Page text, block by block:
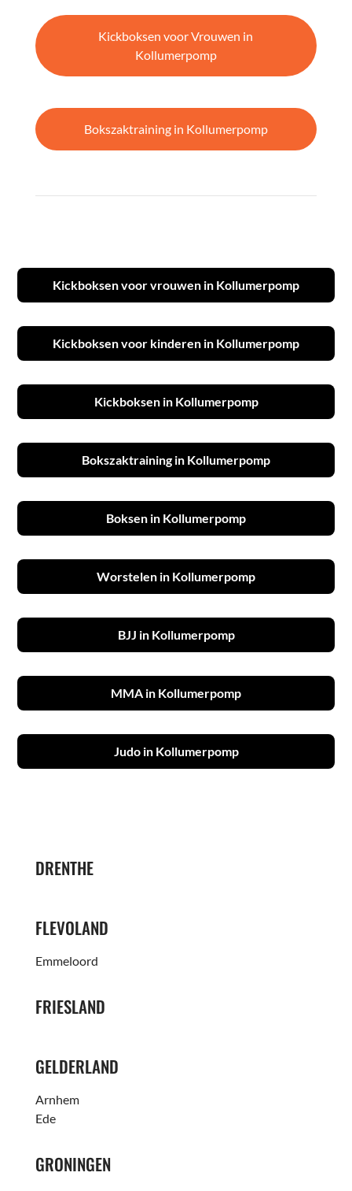
Kickboksen voor Vrouwen in
Kollumerpomp
Bokszaktraining in Kollumerpomp
Kickboksen voor vrouwen in Kollumerpomp
Kickboksen voor kinderen in Kollumerpomp
Kickboksen in Kollumerpomp
Bokszaktraining in Kollumerpomp
Boksen in Kollumerpomp
Worstelen in Kollumerpomp
BJJ in Kollumerpomp
MMA in Kollumerpomp
Judo in Kollumerpomp
DRENTHE
FLEVOLAND
Emmeloord
FRIESLAND
GELDERLAND
Arnhem
Ede
GRONINGEN